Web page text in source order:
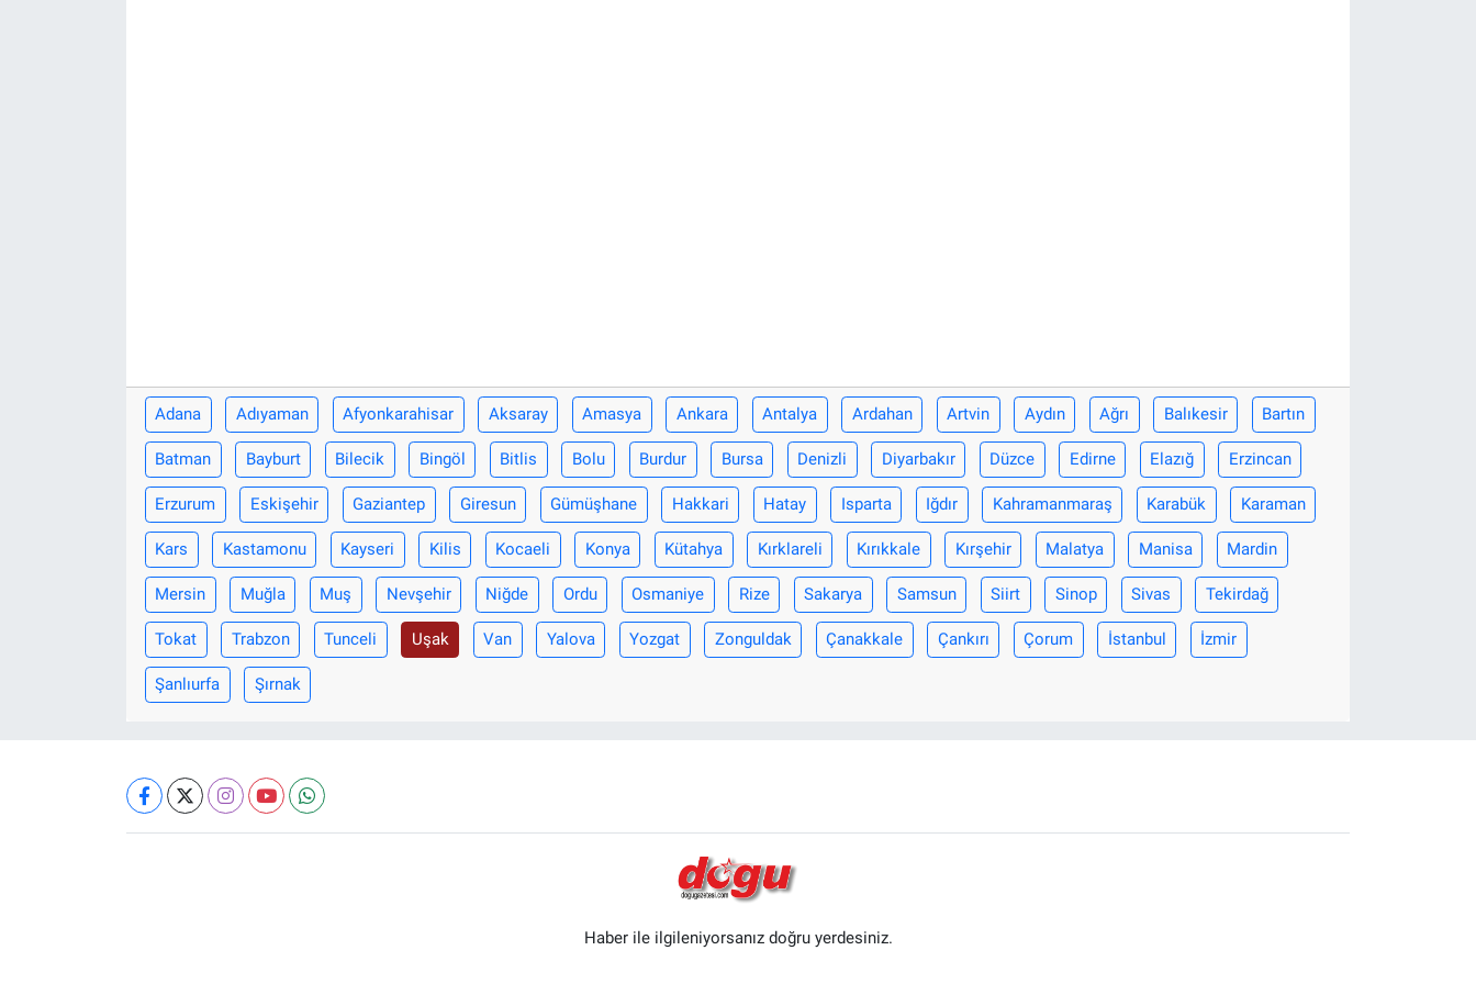
Adana Adıyaman Afyonkarahisar Aksaray Amasya Ankara Antalya Ardahan Artvin Aydın Ağrı Balıkesir Bartın
Batman Bayburt Bilecik Bingöl Bitlis Bolu Burdur Bursa Denizli Diyarbakır Düzce Edirne Elazığ Erzincan
Erzurum Eskişehir Gaziantep Giresun Gümüşhane Hakkari Hatay Isparta Iğdır Kahramanmaraş Karabük Karaman
Kars Kastamonu Kayseri Kilis Kocaeli Konya Kütahya Kırklareli Kırıkkale Kırşehir Malatya Manisa Mardin
Mersin Muğla Muş Nevşehir Niğde Ordu Osmaniye Rize Sakarya Samsun Siirt Sinop Sivas Tekirdağ
Tokat Trabzon Tunceli Uşak Van Yalova Yozgat Zonguldak Çanakkale Çankırı Çorum İstanbul İzmir
Şanlıurfa Şırnak
Haber ile ilgileniyorsanız doğru yerdesiniz.